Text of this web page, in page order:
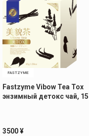
FASTZYME
Fastzyme Vibow Tea Tox
энзимный детокс чай, 15
3500¥